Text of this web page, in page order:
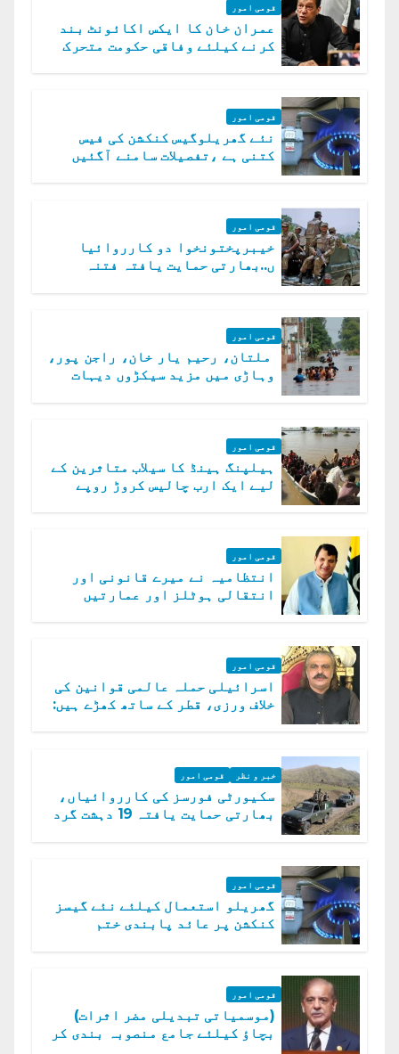
قومی امور
عمران خان کا ایکس اکائونٹ بند
کرنے کیلئے وفاقی حکومت متحرک
قومی امور
نئے گھریلوگیس کنکشن کی فیس
کتنی ہے ،تفصیلات سامنے آگئیں
قومی امور
خیبرپختونخوا دو کارروائیا
ں..بھارتی حمایت یافتہ فتنہ
قومی امور
ملتان، رحیم یار خان، راجن پور،
وہاڑی میں مزید سیکڑوں دیہات
قومی امور
ہیلپنگ ہینڈ کا سیلاب متاثرین کے
لیے ایک ارب چالیس کروڑ روپے
قومی امور
انتظامیہ نے میرے قانونی اور
انتقالی ہوٹلز اور عمارتیں
قومی امور
اسرائیلی حملہ عالمی قوانین کی
خلاف ورزی، قطر کے ساتھ کھڑے ہیں:
خبر و نظر قومی امور
سکیورٹی فورسز کی کارروائیاں،
بھارتی حمایت یافتہ 19 دہشت گرد
قومی امور
گھریلو استعمال کیلئے نئے گیسز
کنکشن پر عائد پابندی ختم
قومی امور
(موسمیاتی تبدیلی مضر اثرات)
بچاؤ کیلئے جامع منصوبہ بندی کر